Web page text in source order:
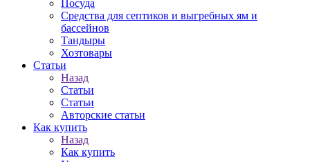
Посуда
Средства для септиков и выгребных ям и
бассейнов
Тандыры
Хозтовары
Статьи
Назад
Статьи
Статьи
Авторские статьи
Как купить
Назад
Как купить